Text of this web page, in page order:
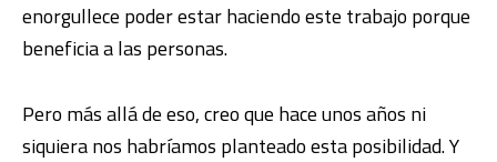
enorgullece poder estar haciendo este trabajo porque
beneficia a las personas.
Pero más allá de eso, creo que hace unos años ni
siquiera nos habríamos planteado esta posibilidad. Y